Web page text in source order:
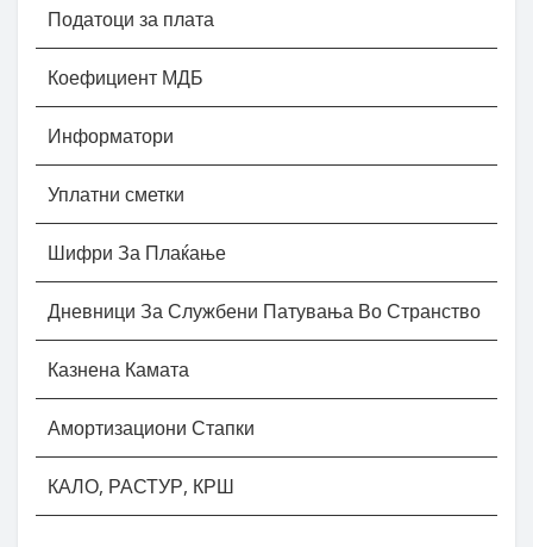
Податоци за плата
Коефициент МДБ
Информатори
Уплатни сметки
Шифри За Плаќање
Дневници За Службени Патувања Во Странство
Казнена Камата
Амортизациони Стапки
КАЛО, РАСТУР, КРШ